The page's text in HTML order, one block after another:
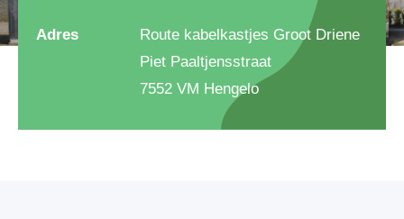
Adres
Route kabelkastjes Groot Driene
Piet Paaltjensstraat
7552 VM Hengelo